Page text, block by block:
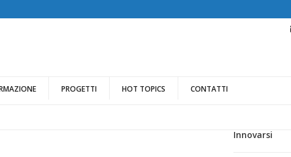
PROGETTI HOT TOPICS CONTATTI
Innovarsi